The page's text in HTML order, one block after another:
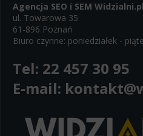
WeNet Group S.A., WeNet sp.
zakresie wyżej wymienionej
być przeze mnie wycofana w
kontakt z Działem Obsługi
kontakt@wenet.pl bez wpływu
przetwarzania, którego
Agencja SEO i SEM Widzialni.pl
ul. Towarowa 35
61-896 Poznań
Biuro czynne: poniedziałek -
Tel: 22 457 30 95
E-mail: